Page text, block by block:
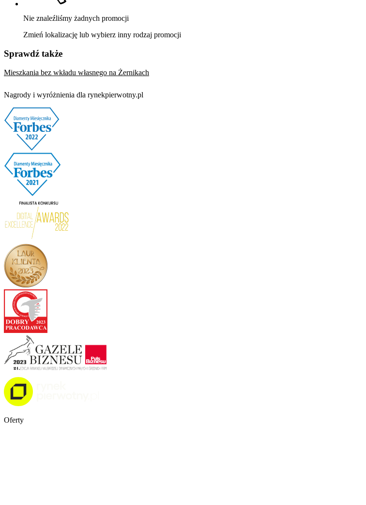
Nie znaleźliśmy żadnych promocji
Zmień lokalizację lub wybierz inny rodzaj promocji
Sprawdź także
Mieszkania bez wkładu własnego na Żernikach
Nagrody i wyróżnienia dla rynekpierwotny.pl
Oferty